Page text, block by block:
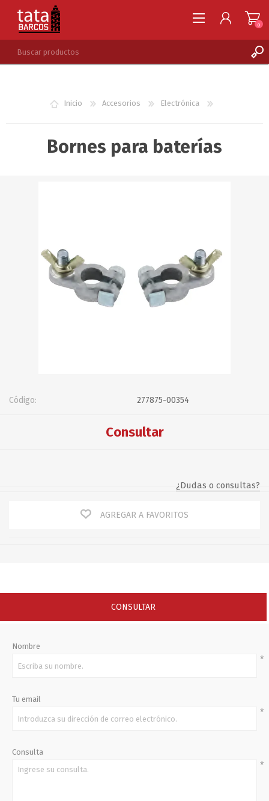
LISTA DE DESEOS
0
Inicio Accesorios Electrónica
Bornes para baterías
Código: 277875-00354
Consultar
¿Dudas o consultas?
AGREGAR A FAVORITOS
CONSULTAR
Nombre
*
Tu email
*
Consulta
*